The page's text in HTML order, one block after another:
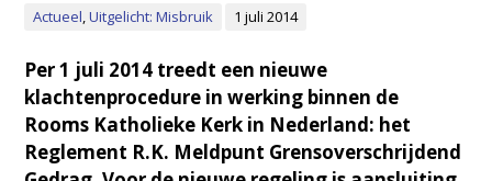
Actueel,Uitgelicht: Misbruik 1 juli 2014
Per 1 juli 2014 treedt een nieuwe
klachtenprocedure in werking binnen de
Rooms Katholieke Kerk in Nederland: het
Reglement R.K. Meldpunt Grensoverschrijdend